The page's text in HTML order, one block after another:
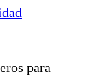
para